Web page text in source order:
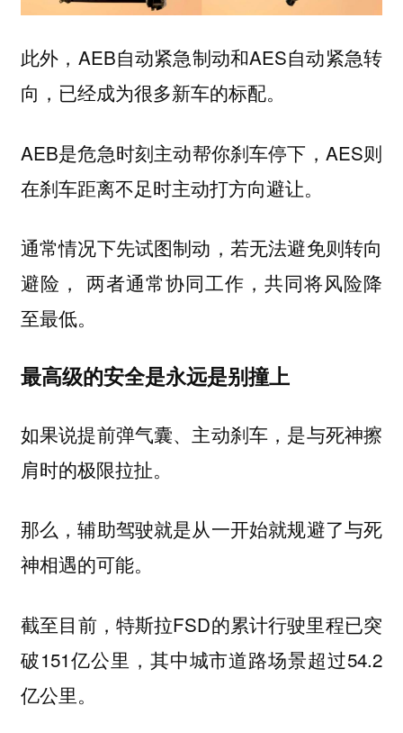
此外，AEB自动紧急制动和AES自动紧急转
向，已经成为很多新车的标配。
AEB是危急时刻主动帮你刹车停下，AES则
在刹车距离不足时主动打方向避让。
通常情况下先试图制动，若无法避免则转向
避险， 两者通常协同工作，共同将风险降
至最低。
最高级的安全是永远是别撞上
如果说提前弹气囊、主动刹车，是与死神擦
肩时的极限拉扯。
那么，辅助驾驶就是从一开始就规避了与死
神相遇的可能。
截至目前，特斯拉FSD的累计行驶里程已突
破151亿公里，其中城市道路场景超过54.2
亿公里。